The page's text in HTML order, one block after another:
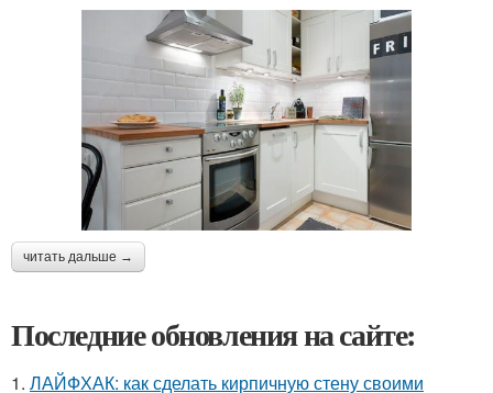
читать дальше →
Последние обновления на сайте:
1. ЛАЙФХАК: как сделать кирпичную стену своими